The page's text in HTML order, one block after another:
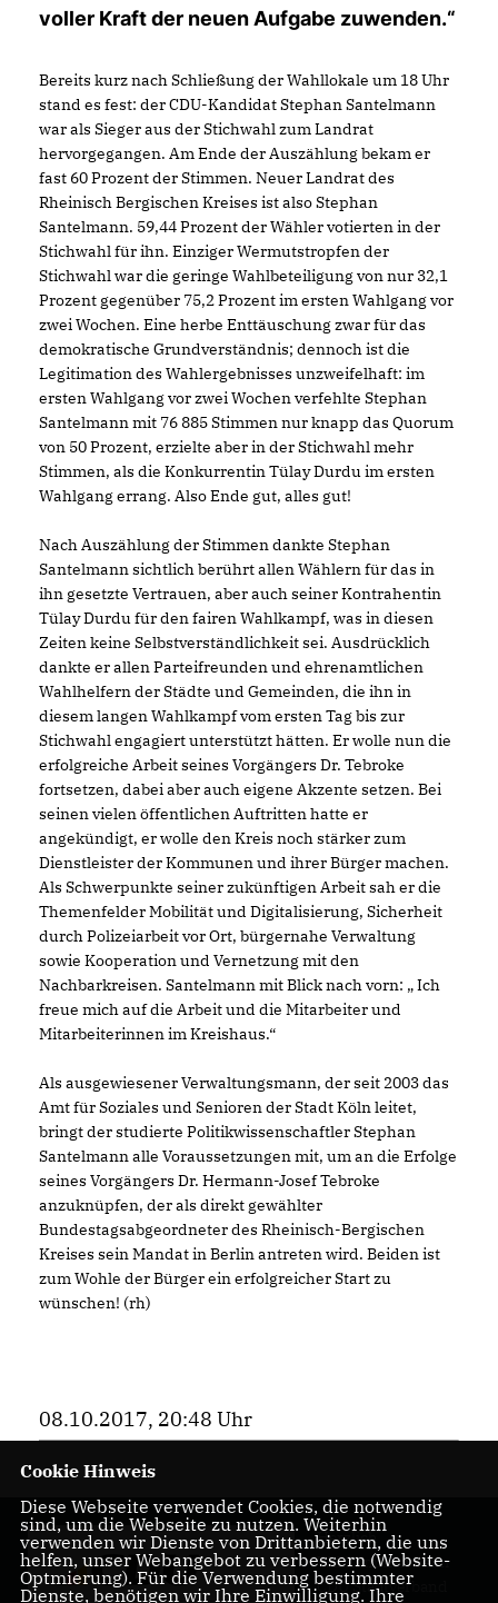
voller Kraft der neuen Aufgabe zuwenden.“
Bereits kurz nach Schließung der Wahllokale um 18 Uhr
stand es fest: der CDU-Kandidat Stephan Santelmann
war als Sieger aus der Stichwahl zum Landrat
hervorgegangen. Am Ende der Auszählung bekam er
fast 60 Prozent der Stimmen. Neuer Landrat des
Rheinisch Bergischen Kreises ist also Stephan
Santelmann. 59,44 Prozent der Wähler votierten in der
Stichwahl für ihn. Einziger Wermutstropfen der
Stichwahl war die geringe Wahlbeteiligung von nur 32,1
Prozent gegenüber 75,2 Prozent im ersten Wahlgang vor
zwei Wochen. Eine herbe Enttäuschung zwar für das
demokratische Grundverständnis; dennoch ist die
Legitimation des Wahlergebnisses unzweifelhaft: im
ersten Wahlgang vor zwei Wochen verfehlte Stephan
Santelmann mit 76 885 Stimmen nur knapp das Quorum
von 50 Prozent, erzielte aber in der Stichwahl mehr
Stimmen, als die Konkurrentin Tülay Durdu im ersten
Wahlgang errang. Also Ende gut, alles gut!
Nach Auszählung der Stimmen dankte Stephan
Santelmann sichtlich berührt allen Wählern für das in
ihn gesetzte Vertrauen, aber auch seiner Kontrahentin
Tülay Durdu für den fairen Wahlkampf, was in diesen
Zeiten keine Selbstverständlichkeit sei. Ausdrücklich
dankte er allen Parteifreunden und ehrenamtlichen
Wahlhelfern der Städte und Gemeinden, die ihn in
diesem langen Wahlkampf vom ersten Tag bis zur
Stichwahl engagiert unterstützt hätten. Er wolle nun die
erfolgreiche Arbeit seines Vorgängers Dr. Tebroke
fortsetzen, dabei aber auch eigene Akzente setzen. Bei
seinen vielen öffentlichen Auftritten hatte er
angekündigt, er wolle den Kreis noch stärker zum
Dienstleister der Kommunen und ihrer Bürger machen.
Als Schwerpunkte seiner zukünftigen Arbeit sah er die
Themenfelder Mobilität und Digitalisierung, Sicherheit
durch Polizeiarbeit vor Ort, bürgernahe Verwaltung
sowie Kooperation und Vernetzung mit den
Nachbarkreisen. Santelmann mit Blick nach vorn: „ Ich
freue mich auf die Arbeit und die Mitarbeiter und
Mitarbeiterinnen im Kreishaus.“
Als ausgewiesener Verwaltungsmann, der seit 2003 das
Amt für Soziales und Senioren der Stadt Köln leitet,
bringt der studierte Politikwissenschaftler Stephan
Santelmann alle Voraussetzungen mit, um an die Erfolge
seines Vorgängers Dr. Hermann-Josef Tebroke
anzuknüpfen, der als direkt gewählter
Bundestagsabgeordneter des Rheinisch-Bergischen
Kreises sein Mandat in Berlin antreten wird. Beiden ist
zum Wohle der Bürger ein erfolgreicher Start zu
wünschen! (rh)
08.10.2017, 20:48 Uhr
Herzlich
Willkommen beim
CDU Stadtverband
Cookie Hinweis
Diese Webseite verwendet Cookies, die notwendig
sind, um die Webseite zu nutzen. Weiterhin
verwenden wir Dienste von Drittanbietern, die uns
helfen, unser Webangebot zu verbessern (Website-
Optmierung). Für die Verwendung bestimmter
Dienste, benötigen wir Ihre Einwilligung. Ihre